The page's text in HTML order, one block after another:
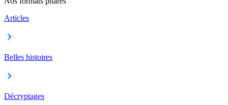
Articles
Belles histoires
Décryptages